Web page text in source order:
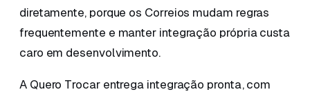
diretamente, porque os Correios mudam regras
frequentemente e manter integração própria custa
caro em desenvolvimento.
A Quero Trocar entrega integração pronta, com